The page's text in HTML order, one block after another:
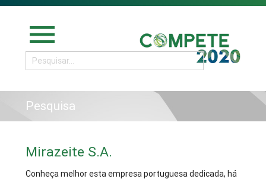
menu
Pesquisa
Mirazeite S.A.
Conheça melhor esta empresa portuguesa dedicada, há